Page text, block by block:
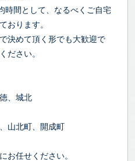
時間として、なるべくご自宅
おります。
決めて頂く形でも大歓迎で
ださい。
、城北
山北町、開成町
お任せください。